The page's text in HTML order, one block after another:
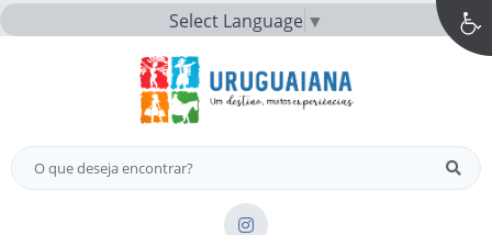
Select Language ▼